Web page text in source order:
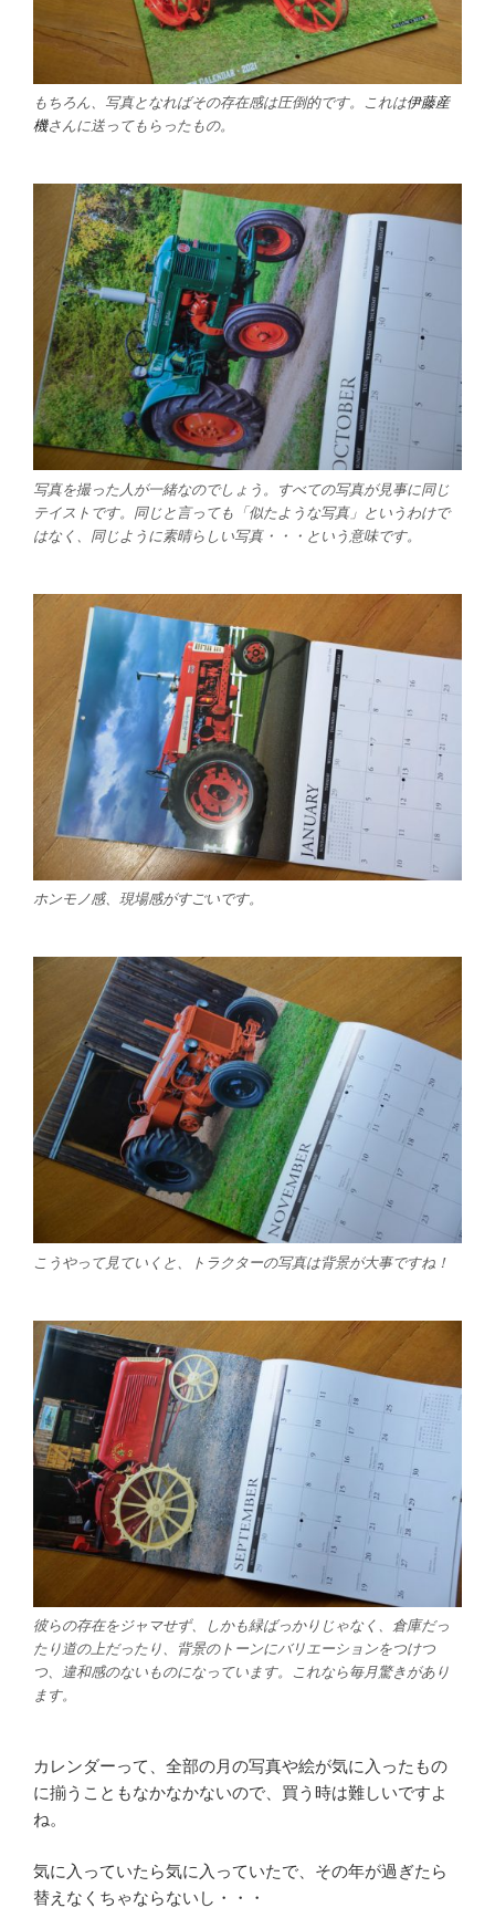
もちろん、写真となればその存在感は圧倒的です。これは伊藤産
機さんに送ってもらったもの。
写真を撮った人が一緒なのでしょう。すべての写真が見事に同じ
テイストです。同じと言っても「似たような写真」というわけで
はなく、同じように素晴らしい写真・・・という意味です。
ホンモノ感、現場感がすごいです。
こうやって見ていくと、トラクターの写真は背景が大事ですね！
彼らの存在をジャマせず、しかも緑ばっかりじゃなく、倉庫だっ
たり道の上だったり、背景のトーンにバリエーションをつけつ
つ、違和感のないものになっています。これなら毎月驚きがあり
ます。
カレンダーって、全部の月の写真や絵が気に入ったもの
に揃うこともなかなかないので、買う時は難しいですよ
ね。
気に入っていたら気に入っていたで、その年が過ぎたら
替えなくちゃならないし・・・